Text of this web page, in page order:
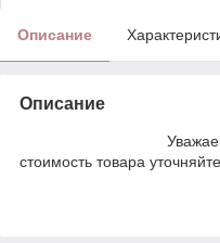
Описание
Описание
Уважаемые
стоимость товара